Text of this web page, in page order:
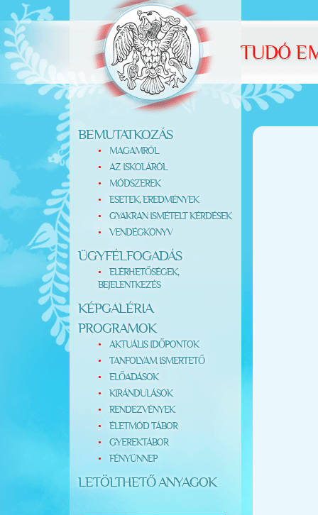
BEMUTATKOZÁS
MAGAMRÓL
AZ ISKOLÁRÓL
MÓDSZEREK
ESETEK, EREDMÉNYEK
GYAKRAN ISMÉTELT KÉRDÉSEK
VENDÉGKÖNYV
ÜGYFÉLFOGADÁS
ELÉRHETŐSÉGEK,
BEJELENTKEZÉS
KÉPGALÉRIA
PROGRAMOK
AKTUÁLIS IDŐPONTOK
TANFOLYAM ISMERTETŐ
ELŐADÁSOK
KIRÁNDULÁSOK
RENDEZVÉNYEK
ÉLETMÓD TÁBOR
GYEREKTÁBOR
FÉNYÜNNEP
LETÖLTHETŐ ANYAGOK